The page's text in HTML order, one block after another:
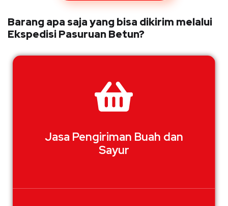
Barang apa saja yang bisa dikirim melalui
Ekspedisi Pasuruan Betun?
Jasa Pengiriman Buah dan
Sayur